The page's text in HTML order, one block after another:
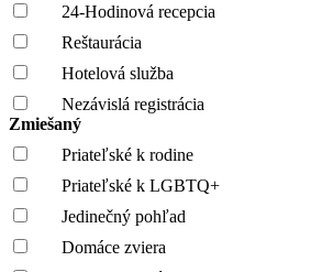
24-Hodinová recepcia
Reštaurácia
Hotelová služba
Nezávislá registrácia
Zmiešaný
Priateľské k rodine
Priateľské k LGBTQ+
Jedinečný pohľad
Domáce zviera